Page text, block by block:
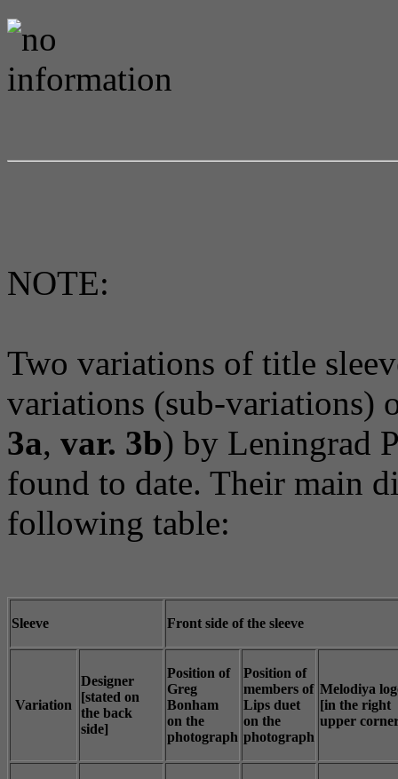
NOTE:
Two variations of title
variations (sub-variations)
3a, var. 3b) by Leningrad
found to date. Their main
following table:
Sleeve Front side of the sleeve
Variation
Designer
[stated on
the back
side]
Position of
Greg
Bonham
on the
photograph
Position of
members of
Lips duet
on the
photograph
Melodiya
[in the right
upper